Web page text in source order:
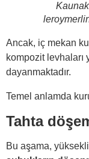
Ancak, iç mekan
kompozit
dayanmaktadır.
Temel anlamda
Tahta
Bu aşama,